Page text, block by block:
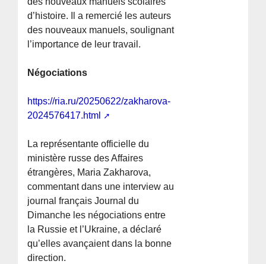
d’histoire. Il a remercié les auteurs
des nouveaux manuels, soulignant
l’importance de leur travail.
Négociations
https://ria.ru/20250622/zakharova-
2024576417.html
La représentante officielle du
ministère russe des Affaires
étrangères, Maria Zakharova,
commentant dans une interview au
journal français Journal du
Dimanche les négociations entre
la Russie et l’Ukraine, a déclaré
qu’elles avançaient dans la bonne
direction.